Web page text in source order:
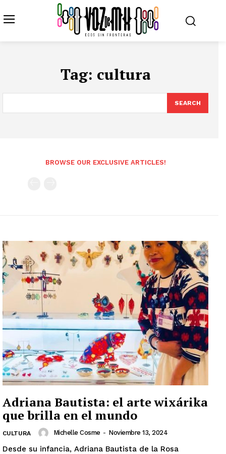
Tag: cultura
SEARCH
BROWSE OUR EXCLUSIVE ARTICLES!
Adriana Bautista: el arte wixárika
que brilla en el mundo
CULTURA Michelle Cosme - Noviembre 13, 2024
Desde su infancia, Adriana Bautista de la Rosa